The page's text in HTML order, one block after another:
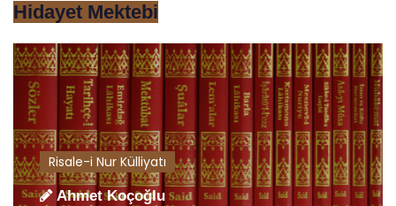
Hidayet Mektebi
Risale-i Nur Külliyatı
Ahmet Koçoğlu